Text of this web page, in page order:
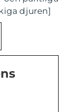
djuren]